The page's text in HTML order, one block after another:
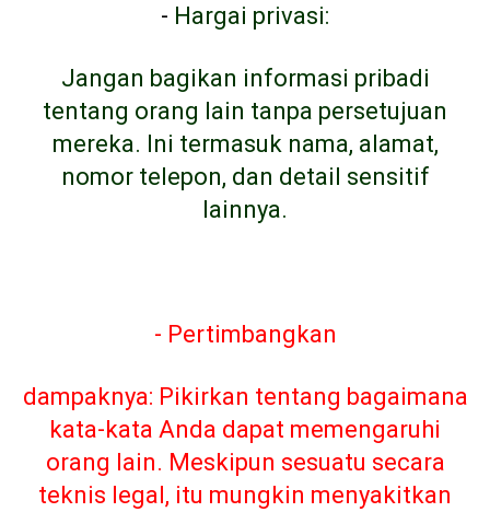
- Hargai privasi:
Jangan bagikan informasi pribadi
tentang orang lain tanpa persetujuan
mereka. Ini termasuk nama, alamat,
nomor telepon, dan detail sensitif
lainnya.
- Pertimbangkan
dampaknya: Pikirkan tentang bagaimana
kata-kata Anda dapat memengaruhi
orang lain. Meskipun sesuatu secara
teknis legal, itu mungkin menyakitkan